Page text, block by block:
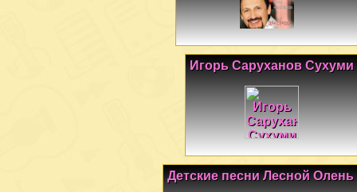
Игорь Саруханов Сухуми
Детские песни Лесной Олень